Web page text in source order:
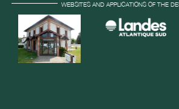
WEBSITES AND APPLICATIONS OF THE